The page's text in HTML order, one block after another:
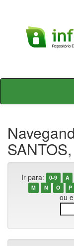
Skip
Ir para: 0-9 A
M
N O P
ou